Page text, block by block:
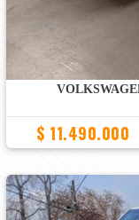
$ 11.490.000